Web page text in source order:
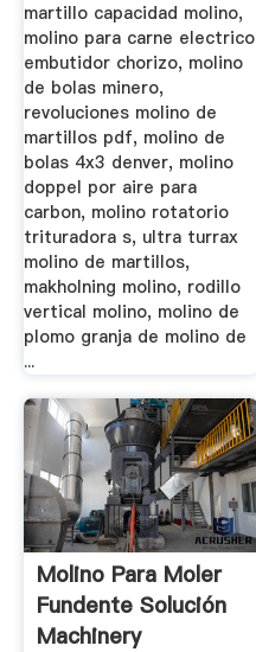
martillo capacidad molino,
molino para carne electrico
embutidor chorizo, molino
de bolas minero,
revoluciones molino de
martillos pdf, molino de
bolas 4x3 denver, molino
doppel por aire para
carbon, molino rotatorio
trituradora s, ultra turrax
molino de martillos,
makholning molino, rodillo
vertical molino, molino de
plomo granja de molino de
...
Molino Para Moler
Fundente Solución
Machinery